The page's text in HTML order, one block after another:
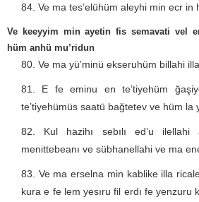
Ve ma tes’elühüm aleyhi min ecr in
Ve keeyyim min ayetin fis semavati vel
hüm anhü mu’ridun
Ve ma yü’minü ekseruhüm billahi
E fe eminu en te’tiyehüm
te’tiyehümüs saatü bağtetev ve hüm la
Kul hazihı sebılı ed’u
menittebeanı ve sübhanellahi ve ma
Ve ma erselna min kablike illa
kura e fe lem yesıru fil erdı fe yenzuru